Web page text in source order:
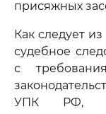
присяжных
Как следует
судебное
с
УПК РФ,